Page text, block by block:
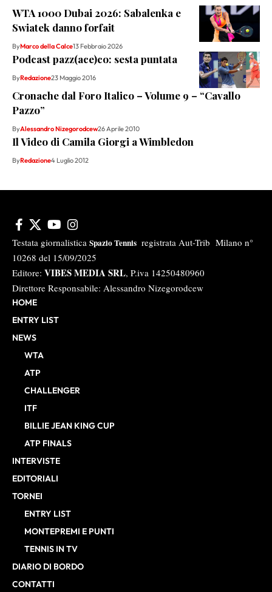
WTA 1000 Dubai 2026: Sabalenka e
Swiatek danno forfait
ByMarco della Calce13 Febbraio 2026
Podcast pazz(ace)co: sesta puntata
ByRedazione23 Maggio 2016
Cronache dal Foro Italico – Volume 9 – “Cavallo
Pazzo”
ByAlessandro Nizegorodcew26 Aprile 2010
Il Video di Camila Giorgi a Wimbledon
ByRedazione4 Luglio 2012
Testata giornalistica Spazio Tennis registrata Aut-Trib Milano n°
10268 del 15/09/2025
Editore: VIBES MEDIA SRL, P.iva 14250480960
Direttore Responsabile: Alessandro Nizegorodcew
HOME
ENTRY LIST
NEWS
WTA
ATP
CHALLENGER
ITF
BILLIE JEAN KING CUP
ATP FINALS
INTERVISTE
EDITORIALI
TORNEI
ENTRY LIST
MONTEPREMI E PUNTI
TENNIS IN TV
DIARIO DI BORDO
CONTATTI